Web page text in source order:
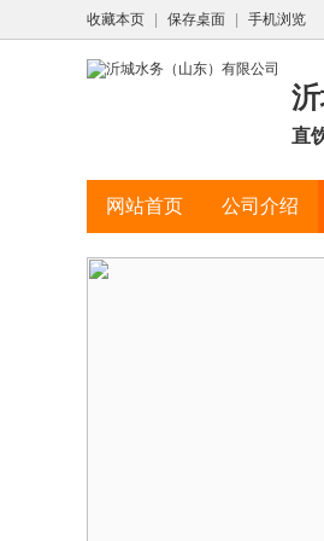
收藏本页 保存桌面 手机浏览
直
网站首页 公司介绍